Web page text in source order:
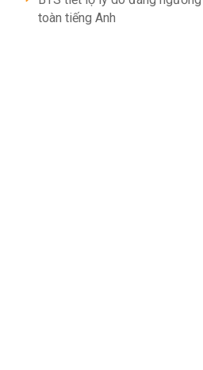
toàn tiếng Anh